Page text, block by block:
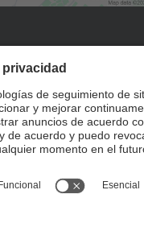
Aceptar
by
"Contacto
raíz de español,
contacto.